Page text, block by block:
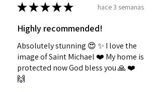
★★★★★ hace 3 semanas
Highly recommended!
Absolutely stunning 😍 ✨️ I love the
image of Saint Michael ❤️ My home is
protected now God bless you 🙏 ❤️
🙌